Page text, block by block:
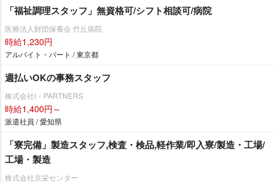
「福祉調理スタッフ」無資格可/シフト相談可/病院
医療法人財団保養会 竹丘病院
時給1,230円
アルバイト・パート / 東京都
週払いOKの事務スタッフ
株式会社I・PARTNERS
時給1,400円～
派遣社員 / 愛知県
「寮完備」製造スタッフ,検査・検品,軽作業/即入寮/製造・工場/
工場・製造
株式会社京栄センター